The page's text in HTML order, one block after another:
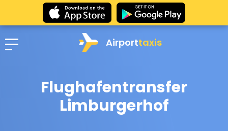
Airporttaxis
Flughafentransfer
Limburgerhof